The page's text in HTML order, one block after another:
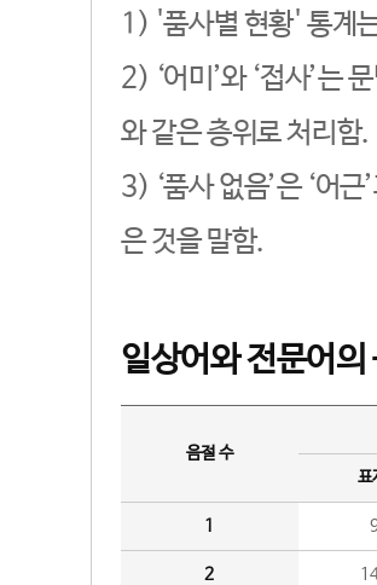
1) '품사별 현황' 통계
2) ‘어미’와 ‘접사’는
와 같은 층위로 처리함.
3) ‘품사 없음’은 ‘어
은 것을 말함.
일상어와 전문어의
음절 수
표
1
2